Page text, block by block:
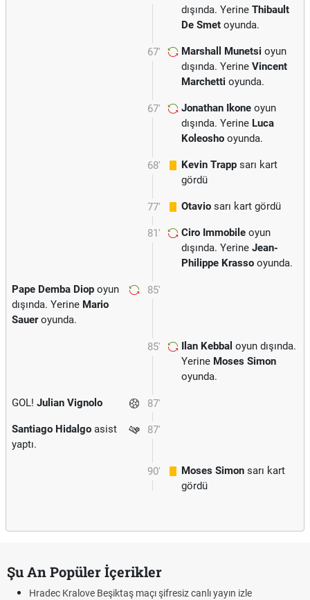
dışında. Yerine Thibault
De Smet oyunda.
67' Marshall Munetsi oyun
dışında. Yerine Vincent
Marchetti oyunda.
67' Jonathan Ikone oyun
dışında. Yerine Luca
Koleosho oyunda.
68' Kevin Trapp sarı kart
gördü
77' Otavio sarı kart gördü
81' Ciro Immobile oyun
dışında. Yerine Jean-
Philippe Krasso oyunda.
85'
Pape Demba Diop oyun
dışında. Yerine Mario
Saueroyunda.
85' Ilan Kebbal oyun dışında.
Yerine Moses Simon
oyunda.
87'
GOL! Julian Vignolo
87'
Santiago Hidalgo asist
yaptı.
90' Moses Simon sarı kart
gördü
Şu An Popüler İçerikler
Hradec Kralove Beşiktaş maçı şifresiz canlı yayın izle